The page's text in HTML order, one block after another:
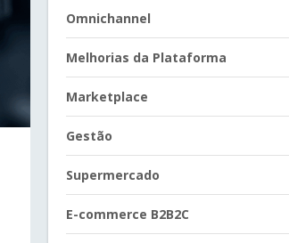
Omnichannel
Melhorias da Plataforma
Marketplace
Gestão
Supermercado
E-commerce B2B2C